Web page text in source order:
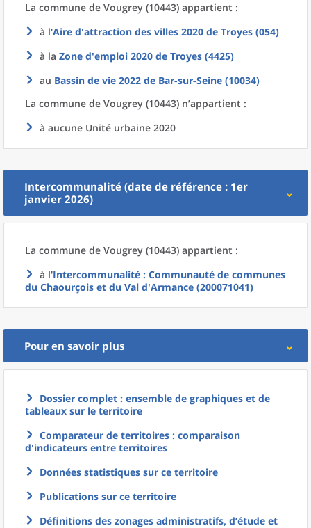
La commune de Vougrey (10443) appartient :
à l'Aire d'attraction des villes 2020 de Troyes (054)
à la Zone d'emploi 2020 de Troyes (4425)
au Bassin de vie 2022 de Bar-sur-Seine (10034)
La commune de Vougrey (10443) n’appartient :
à aucune Unité urbaine 2020
Intercommunalité (date de référence : 1er
janvier 2026)
La commune de Vougrey (10443) appartient :
à l'Intercommunalité : Communauté de communes
du Chaourçois et du Val d'Armance (200071041)
Pour en savoir plus
Dossier complet : ensemble de graphiques et de
tableaux sur le territoire
Comparateur de territoires : comparaison
d'indicateurs entre territoires
Données statistiques sur ce territoire
Publications sur ce territoire
Définitions des zonages administratifs, d’étude et